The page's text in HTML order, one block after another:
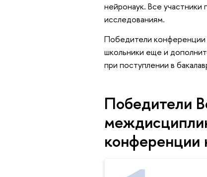
нейронаук. Все
исследованиям.
Победители конференции
школьники еще и
при поступлении в
Победители
конференции